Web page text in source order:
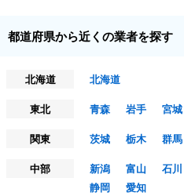
都道府県から近くの業者を探す
北海道
北海道
東北
青森 岩手 宮城
関東
茨城 栃木 群馬
中部
新潟 富山 石川
静岡
愛知